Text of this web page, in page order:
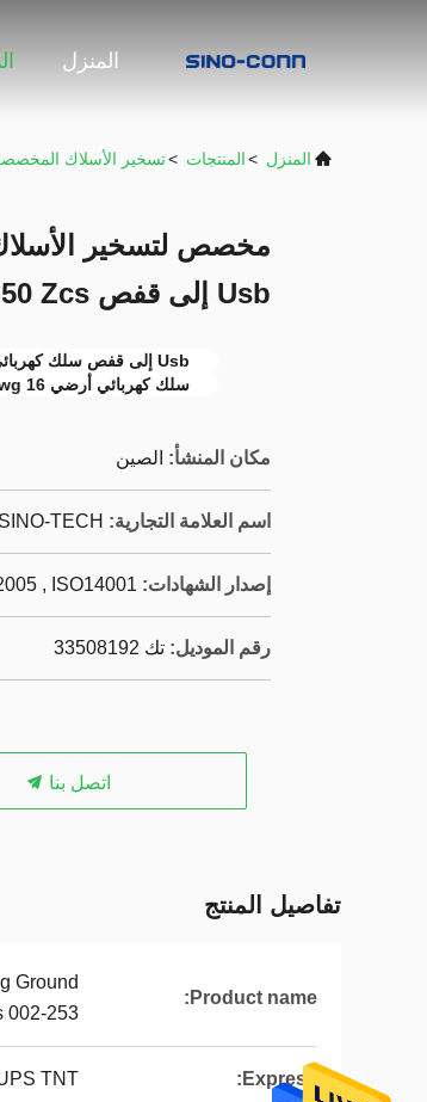
المنزل
المنزل >المنتجات >تسخير الأسلاك
Usb إلى قفص Ca-50 Zcs
Usb إلى قفص سلك كهربائي أرضي
سلك كهربائي أرضي 16 Awg
مكان المنشأ: الصين
اسم العلامة التجارية: SINO-TECH
إصدار الشهادات: , ISO14001
رقم الموديل: تك 33508192
اتصل بنا
تفاصيل المنتج
Product name:
Ground
002-253
Express:
TNT